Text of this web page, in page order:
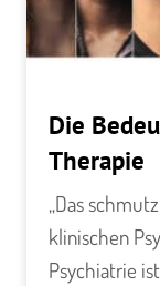
Die
Therapie
„Das
klinischen
Psychiatrie